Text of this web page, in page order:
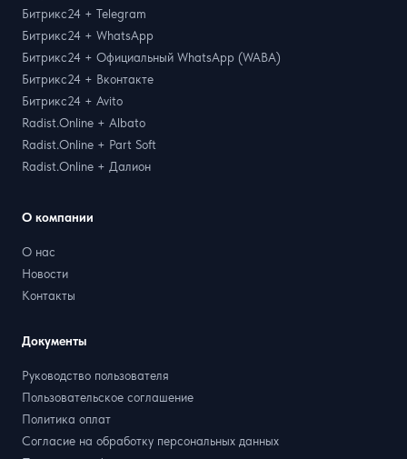
Битрикс24 + Telegram
Битрикс24 + WhatsApp
Битрикс24 + Официальный WhatsApp (WABA)
Битрикс24 + Вконтакте
Битрикс24 + Avito
Radist.Online + Albato
Radist.Online + Part Soft
Radist.Online + Далион
О компании
О нас
Новости
Контакты
Документы
Руководство пользователя
Пользовательское соглашение
Политика оплат
Согласие на обработку персональных данных